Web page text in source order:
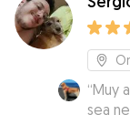
pero
y
maneja son muy adecuados !!
“Muy
sea